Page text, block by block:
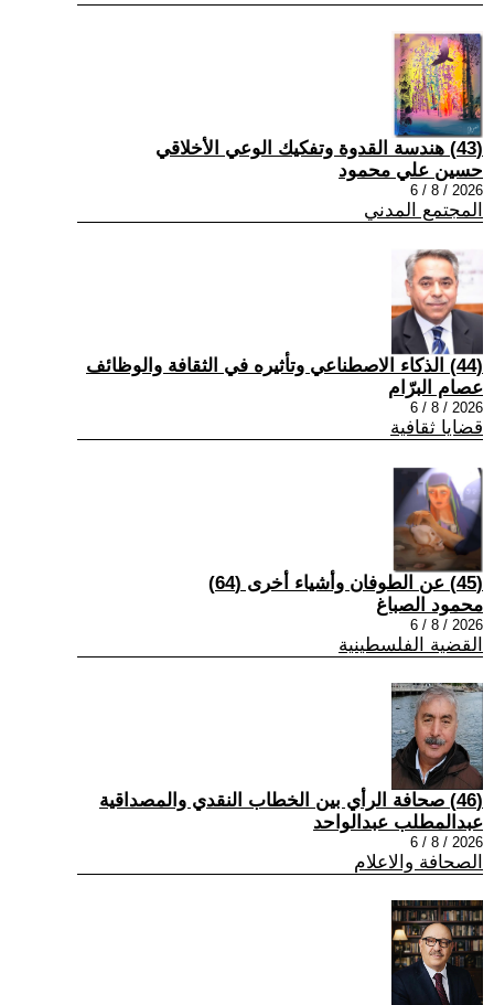
(43) هندسة القدوة وتفكيك الوعي الأخلاقي
حسين علي محمود
2026 / 8 / 6
المجتمع المدني
(44) الذكاء الاصطناعي وتأثيره في الثقافة والوظائف
عصام البرّام
2026 / 8 / 6
قضايا ثقافية
(45) عن الطوفان وأشياء أخرى (64)
محمود الصباغ
2026 / 8 / 6
القضية الفلسطينية
(46) صحافة الرأي بين الخطاب النقدي والمصداقية
عبدالمطلب عبدالواحد
2026 / 8 / 6
الصحافة والاعلام